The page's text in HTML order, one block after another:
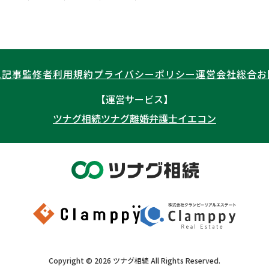
事監修者利用規約プライバシーポリシー運営会社総合
【運営サービス】
ツナグ相続ツナグ離婚弁護士イエコン
Copyright © 2026 ツナグ相続 All Rights Reserved.